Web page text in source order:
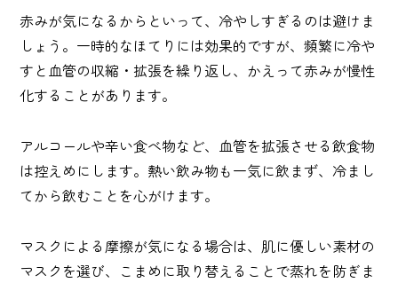
赤みが気になるからといって、冷やしすぎるのは避けま
しょう。一時的なほてりには効果的ですが、頻繁に冷や
すと血管の収縮・拡張を繰り返し、かえって赤みが慢性
化することがあります。
アルコールや辛い食べ物など、血管を拡張させる飲食物
は控えめにします。熱い飲み物も一気に飲まず、冷まし
てから飲むことを心がけます。
マスクによる摩擦が気になる場合は、肌に優しい素材の
マスクを選び、こまめに取り替えることで蒸れを防ぎま